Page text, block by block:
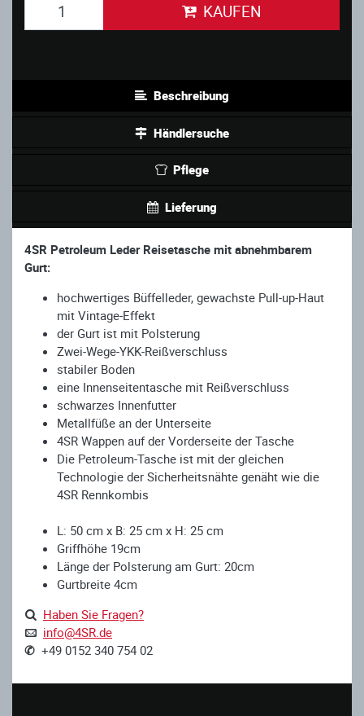
KAUFEN
Beschreibung
Händlersuche
Pflege
Lieferung
4SR Petroleum Leder Reisetasche mit abnehmbarem
Gurt:
hochwertiges Büffelleder, gewachste Pull-up-Haut
mit Vintage-Effekt
der Gurt ist mit Polsterung
Zwei-Wege-YKK-Reißverschluss
stabiler Boden
eine Innenseitentasche mit Reißverschluss
schwarzes Innenfutter
Metallfüße an der Unterseite
4SR Wappen auf der Vorderseite der Tasche
Die Petroleum-Tasche ist mit der gleichen
Technologie der Sicherheitsnähte genäht wie die
4SR Rennkombis
L: 50 cm x B: 25 cm x H: 25 cm
Griffhöhe 19cm
Länge der Polsterung am Gurt: 20cm
Gurtbreite 4cm
Haben Sie Fragen?
info@4SR.de
✆ +49 0152 340 754 02